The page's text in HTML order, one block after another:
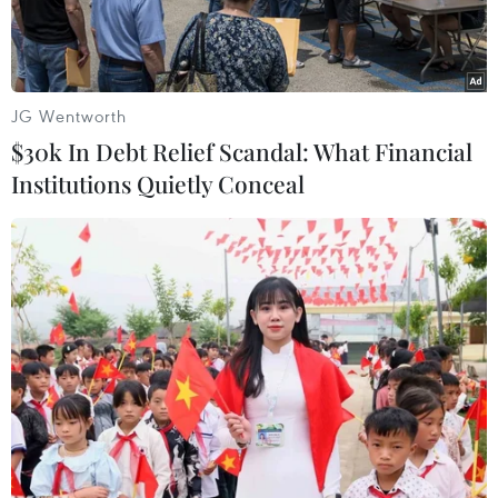
Vụ phóng thử tên lửa siêu thanh mới Hwasong-8 tại Toyang-ri,
thuộc huyện Ryongrim, tỉnh Jagang, Triều Tiên, ngày
28/9/2021. (Ảnh: Yonhap/TTXVN)
Ngày 30/9, Hội đồng Tham mưu trưởng Liên
quân Hàn Quốc (JCS) cho biết đang theo dõi chặt
chẽ các động thái của Triều Tiên, đặc biệt là các
dấu hiệu cho thấy nước này có thể phóng thêm
tên lửa.
JG Wentworth
$30k In Debt Relief Scandal: What Financial
Institutions Quietly Conceal